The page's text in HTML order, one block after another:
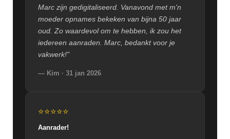
Marc zijn gedigitaliseerd. Vanavond met m'n
moeder opnames bekeken van bijna 50 jaar
oud. Zo waardevol om te hebben, ik zou het
iedereen aanraden. Marc, bedankt voor je
vakwerk!"
— Kim · 31 jan 2026
⭐⭐⭐⭐⭐
Aanrader!